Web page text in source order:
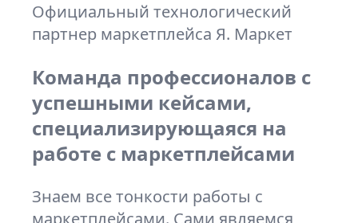
Официальный технологический
партнер маркетплейса Я. Маркет
Команда профессионалов с
успешными кейсами,
специализирующаяся на
работе с маркетплейсами
Знаем все тонкости работы с
маркетплейсами. Сами являемся